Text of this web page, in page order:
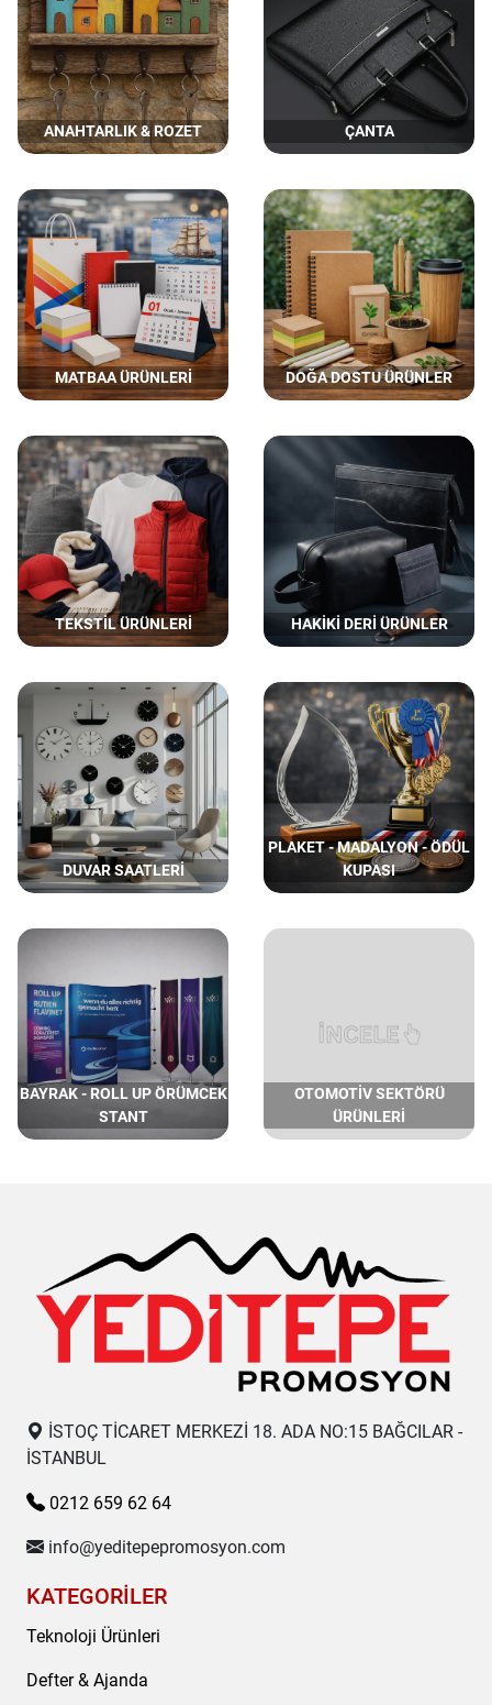
ANAHTARLIK & ROZET ÇANTA
MATBAA ÜRÜNLERİ DOĞA DOSTU ÜRÜNLER
TEKSTİL ÜRÜNLERİ HAKİKİ DERİ ÜRÜNLER
DUVAR SAATLERİ
PLAKET - MADALYON - ÖDÜL
KUPASI
BAYRAK - ROLL UP ÖRÜMCEK
STANT
OTOMOTİV SEKTÖRÜ
ÜRÜNLERİ
İSTOÇ TİCARET MERKEZİ 18. ADA NO:15 BAĞCILAR -
İSTANBUL
0212 659 62 64
info@yeditepepromosyon.com
KATEGORİLER
Teknoloji Ürünleri
Defter & Ajanda